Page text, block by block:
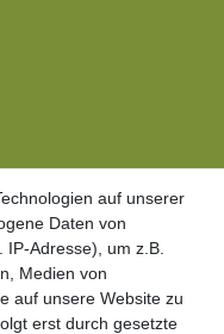
auf unserer
Daten von
Adresse), um z.B.
Medien von
auf unsere Website zu
erst durch gesetzte